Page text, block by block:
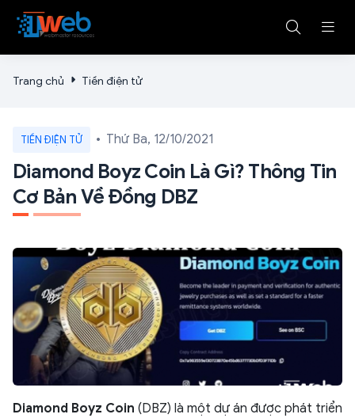
Trang chủ Tiền điện tử
TIỀN ĐIỆN TỬ Thứ Ba, 12/10/2021
Diamond Boyz Coin Là Gì? Thông Tin
Cơ Bản Về Đồng DBZ
Diamond Boyz Coin (DBZ) là một dự án được phát triển